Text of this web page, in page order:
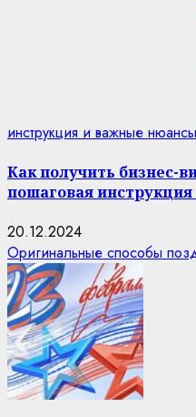
инструкция и важные нюансы
Как получить бизнес-
пошаговая
20.12.2024
Оригинальные способы